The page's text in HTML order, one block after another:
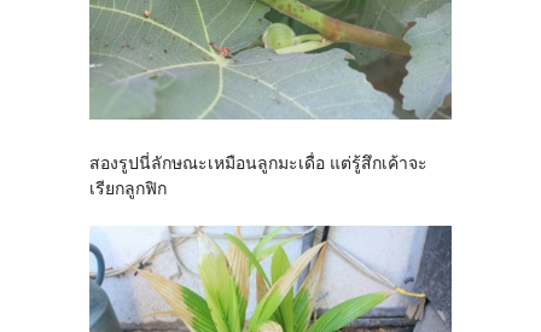
สองรูปนี่ลักษณะเหมือนลูกมะเดื่อ แต่รู้สึกเค้าจะ
เรียกลูกฟิก